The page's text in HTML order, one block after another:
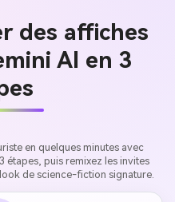
des affiches
AI en 3
en quelques minutes avec
étapes, puis remixez les invites
de science-fiction signature.